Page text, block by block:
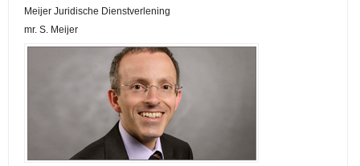
Meijer Juridische Dienstverlening
mr. S. Meijer